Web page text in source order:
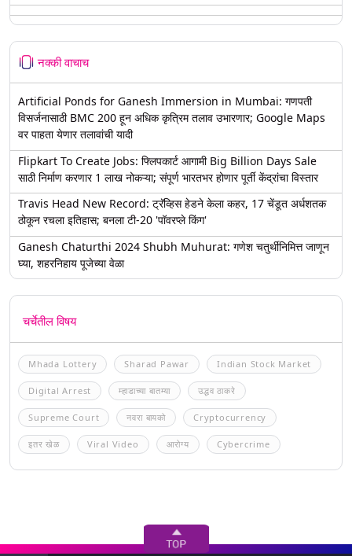
नक्की वाचाच
Artificial Ponds for Ganesh Immersion in Mumbai: गणपती
विसर्जनासाठी BMC 200 हून अधिक कृत्रिम तलाव उभारणार; Google Maps
वर पाहता येणार तलावांची यादी
Flipkart To Create Jobs: फ्लिपकार्ट आगामी Big Billion Days Sale
साठी निर्माण करणार 1 लाख नोकऱ्या; संपूर्ण भारतभर होणार पूर्ती केंद्रांचा विस्तार
Travis Head New Record: ट्रॅव्हिस हेडने केला कहर, 17 चेंडूत अर्धशतक
ठोकून रचला इतिहास; बनला टी-20 'पॉवरप्ले किंग'
Ganesh Chaturthi 2024 Shubh Muhurat: गणेश चतुर्थीनिमित्त जाणून
घ्या, शहरनिहाय पूजेच्या वेळा
चर्चेतील विषय
Mhada Lottery Sharad Pawar Indian Stock Market
Digital Arrest म्हाडाच्या बातम्या उद्धव ठाकरे
Supreme Court नवरा बायको Cryptocurrency
इतर खेळ Viral Video आरोग्य Cybercrime